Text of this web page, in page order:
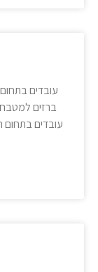
עובדים
ברזים למטבח
עובדים בתחום